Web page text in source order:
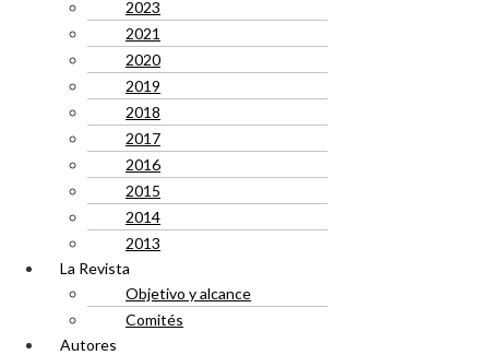
2023
2021
2020
2019
2018
2017
2016
2015
2014
2013
La Revista
Objetivo y alcance
Comités
Autores